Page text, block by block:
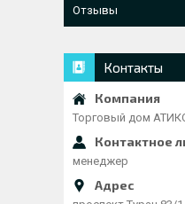
Отзывы
Контакты
Торговый дом
менеджер